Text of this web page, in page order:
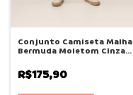
Conjunto Camiseta Malha
Bermuda Moletom Cinza
R$175,90